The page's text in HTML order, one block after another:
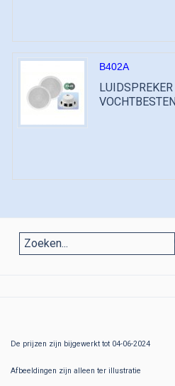
B402A
De prijzen zijn bijgewerkt tot 04-06-2024
Afbeeldingen zijn alleen ter illustratie